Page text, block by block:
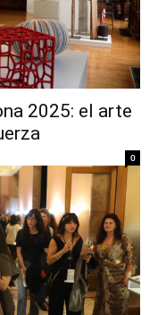
2025: el arte
0